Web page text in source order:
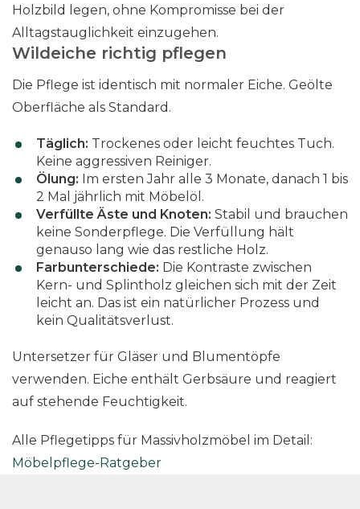
Holzbild legen, ohne Kompromisse bei der
Alltagstauglichkeit einzugehen.
Wildeiche richtig pflegen
Die Pflege ist identisch mit normaler Eiche. Geölte
Oberfläche als Standard.
Täglich: Trockenes oder leicht feuchtes Tuch.
Keine aggressiven Reiniger.
Ölung: Im ersten Jahr alle 3 Monate, danach 1 bis
2 Mal jährlich mit Möbelöl.
Verfüllte Äste und Knoten: Stabil und brauchen
keine Sonderpflege. Die Verfüllung hält
genauso lang wie das restliche Holz.
Farbunterschiede: Die Kontraste zwischen
Kern- und Splintholz gleichen sich mit der Zeit
leicht an. Das ist ein natürlicher Prozess und
kein Qualitätsverlust.
Untersetzer für Gläser und Blumentöpfe
verwenden. Eiche enthält Gerbsäure und reagiert
auf stehende Feuchtigkeit.
Alle Pflegetipps für Massivholzmöbel im Detail:
Möbelpflege-Ratgeber